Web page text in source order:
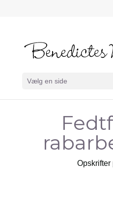
Vælg en side
Opskrifter